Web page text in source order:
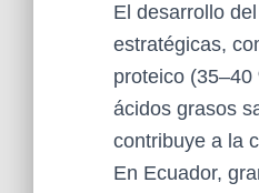
El desarrollo
estratégicas,
proteico
ácidos grasos
contribuye a la
En Ecuador,